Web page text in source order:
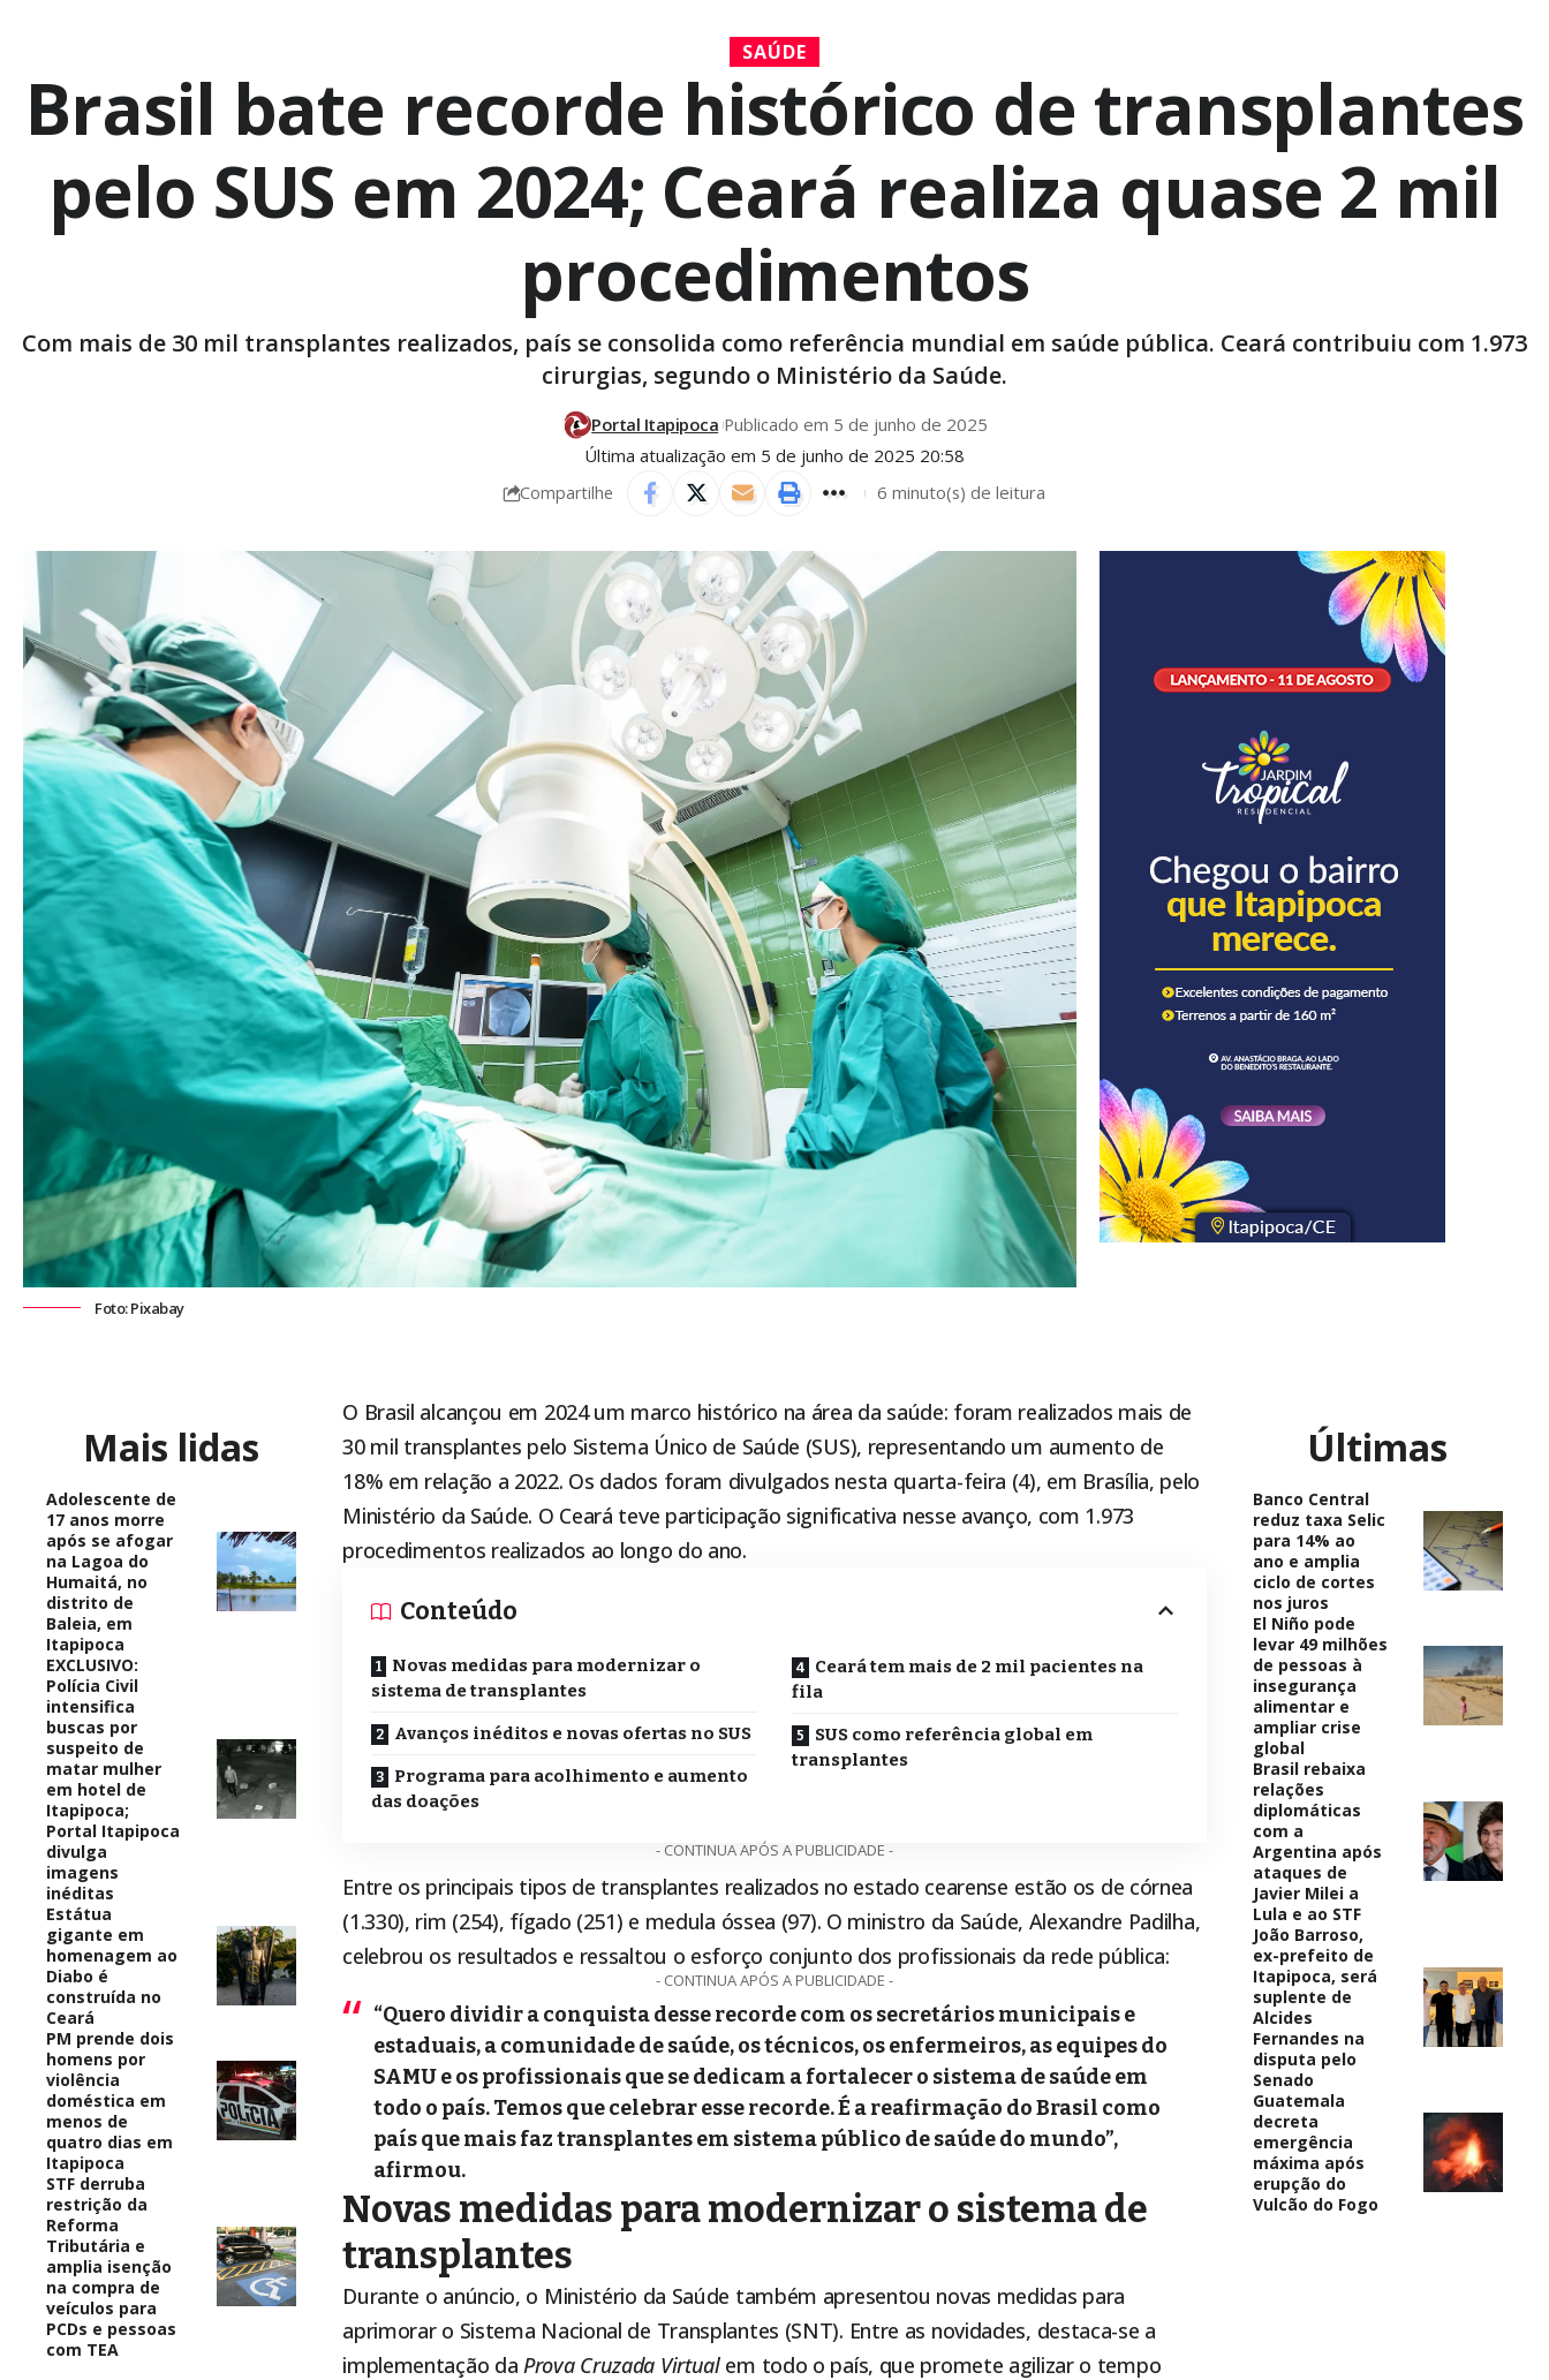
SAÚDE
Brasil bate recorde histórico de transplantes
pelo SUS em 2024; Ceará realiza quase 2 mil
procedimentos
Com mais de 30 mil transplantes realizados, país se consolida como referência mundial em saúde pública. Ceará contribuiu com 1.973
cirurgias, segundo o Ministério da Saúde.
Última atualização em 5 de junho de 2025 20:58
Portal Itapipoca Publicado em 5 de junho de 2025
Compartilhe 6 minuto(s) de leitura
Foto: Pixabay
Mais lidas
Adolescente de
17 anos morre
após se afogar
na Lagoa do
Humaitá, no
distrito de
Baleia, em
Itapipoca
EXCLUSIVO:
Polícia Civil
intensifica
buscas por
suspeito de
matar mulher
em hotel de
Itapipoca;
Portal Itapipoca
divulga
imagens
inéditas
Estátua
gigante em
homenagem ao
Diabo é
construída no
Ceará
PM prende dois
homens por
violência
doméstica em
menos de
quatro dias em
Itapipoca
STF derruba
restrição da
Reforma
Tributária e
amplia isenção
na compra de
veículos para
PCDs e pessoas
com TEA
O Brasil alcançou em 2024 um marco histórico na área da saúde: foram realizados mais de
30 mil transplantes pelo Sistema Único de Saúde (SUS), representando um aumento de
18% em relação a 2022. Os dados foram divulgados nesta quarta-feira (4), em Brasília, pelo
Ministério da Saúde. O Ceará teve participação significativa nesse avanço, com 1.973
procedimentos realizados ao longo do ano.
Conteúdo
Novas medidas para modernizar o
sistema de transplantes
Avanços inéditos e novas ofertas no SUS
Programa para acolhimento e aumento
das doações
Ceará tem mais de 2 mil pacientes na
fila
SUS como referência global em
transplantes
- CONTINUA APÓS A PUBLICIDADE -
Entre os principais tipos de transplantes realizados no estado cearense estão os de córnea
(1.330), rim (254), fígado (251) e medula óssea (97). O ministro da Saúde, Alexandre Padilha,
celebrou os resultados e ressaltou o esforço conjunto dos profissionais da rede pública:
- CONTINUA APÓS A PUBLICIDADE -
“Quero dividir a conquista desse recorde com os secretários municipais e
estaduais, a comunidade de saúde, os técnicos, os enfermeiros, as equipes do
SAMU e os profissionais que se dedicam a fortalecer o sistema de saúde em
todo o país. Temos que celebrar esse recorde. É a reafirmação do Brasil como
país que mais faz transplantes em sistema público de saúde do mundo”,
afirmou.
Novas medidas para modernizar o sistema de
transplantes
Durante o anúncio, o Ministério da Saúde também apresentou novas medidas para
aprimorar o Sistema Nacional de Transplantes (SNT). Entre as novidades, destaca-se a
implementação da Prova Cruzada Virtualem todo o país, que promete agilizar o tempo
Últimas
Banco Central
reduz taxa Selic
para 14% ao
ano e amplia
ciclo de cortes
nos juros
El Niño pode
levar 49 milhões
de pessoas à
insegurança
alimentar e
ampliar crise
global
Brasil rebaixa
relações
diplomáticas
com a
Argentina após
ataques de
Javier Milei a
Lula e ao STF
João Barroso,
ex-prefeito de
Itapipoca, será
suplente de
Alcides
Fernandes na
disputa pelo
Senado
Guatemala
decreta
emergência
máxima após
erupção do
Vulcão do Fogo